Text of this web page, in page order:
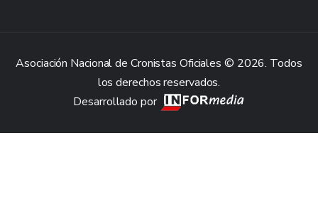
Asociación Nacional de Cronistas Oficiales © 2026. Todos
los derechos reservados.
Desarrollado por